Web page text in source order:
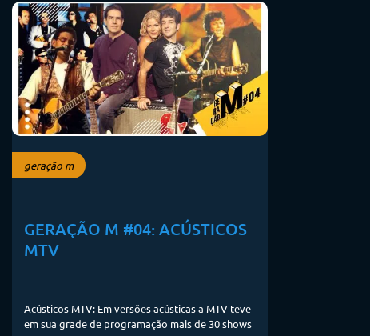
geração m
GERAÇÃO M #04: ACÚSTICOS
MTV
Acústicos MTV: Em versões acústicas a MTV teve
em sua grade de programação mais de 30 shows